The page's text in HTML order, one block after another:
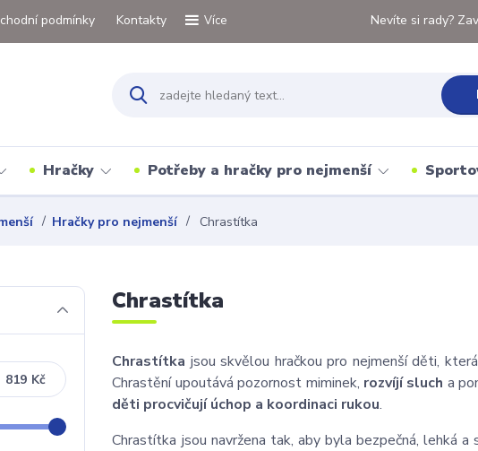
podmínky Kontakty Více Nevíte si rady?
Hračky Potřeby a hračky pro nejmenší
Hračky pro nejmenší Chrastítka
Chrastítka
Chrastítka jsou skvělou hračkou pro nejmenší děti, která
Chrastění upoutává pozornost miminek, rozvíjí sluch a
děti procvičují úchop a koordinaci rukou.
Chrastítka jsou navržena tak, aby byla bezpečná, lehká
Kč